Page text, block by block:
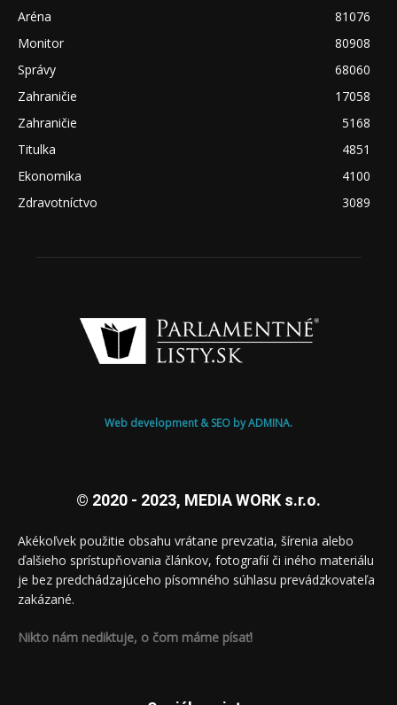
Aréna
81076
Monitor
80908
Správy
68060
Zahraničie
17058
Zahraničie
5168
Titulka
4851
Ekonomika
4100
Zdravotníctvo
3089
Web development & SEO by ADMINA.
© 2020 - 2023, MEDIA WORK s.r.o.
Akékoľvek použitie obsahu vrátane prevzatia, šírenia alebo
ďalšieho sprístupňovania článkov, fotografií či iného materiálu
je bez predchádzajúceho písomného súhlasu prevádzkovateľa
zakázané.
Nikto nám nediktuje, o čom máme písať!